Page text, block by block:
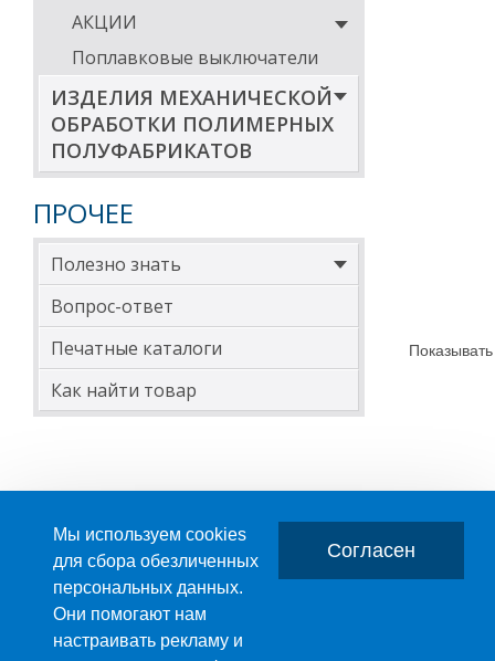
АКЦИИ
Поплавковые выключатели
ИЗДЕЛИЯ МЕХАНИЧЕСКОЙ
ОБРАБОТКИ ПОЛИМЕРНЫХ
ПОЛУФАБРИКАТОВ
ПРОЧЕЕ
Полезно знать
Вопрос-ответ
Печатные каталоги
Как найти товар
ПРОИЗВОДСТВО ПЛАСТМАССОВЫХ ИЗДЕЛИЙ
Мы используем cookies
для сбора обезличенных
персональных данных.
Они помогают нам
настраивать рекламу и
Согласен